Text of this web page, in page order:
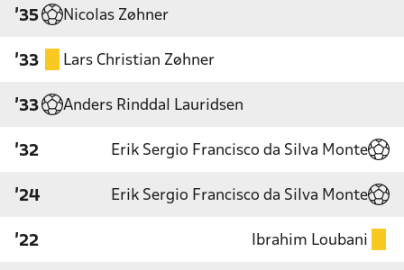
'35 Nicolas Zøhner
'33 Lars Christian Zøhner
'33 Anders Rinddal Lauridsen
'32 Erik Sergio Francisco da Silva Monte
'24 Erik Sergio Francisco da Silva Monte
'22 Ibrahim Loubani